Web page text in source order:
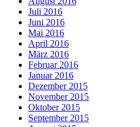
Juli 2016
Juni 2016
Mai 2016
April 2016
März 2016
Februar 2016
Januar 2016
Dezember 2015
November 2015
Oktober 2015
September 2015